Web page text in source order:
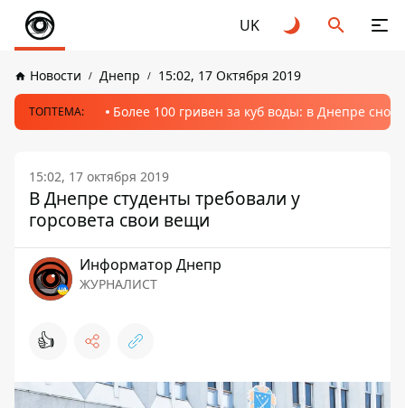
UK
Новости Днепр 15:02, 17 Октября 2019
ТОПТЕМА: Более 100 гривен за куб воды: в Днепре
15:02, 17 октября 2019
В Днепре студенты требовали у
горсовета свои вещи
Информатор Днепр
ЖУРНАЛИСТ
👍